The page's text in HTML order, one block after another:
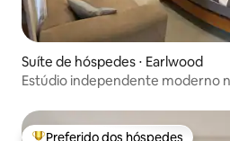
Suíte de hóspedes ⋅ Earlwood
Estúdio independente moderno
Preferido dos hóspedes